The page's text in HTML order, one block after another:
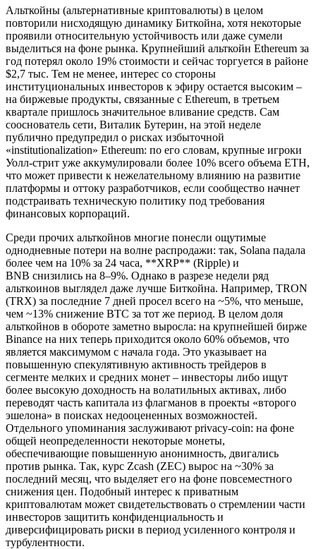
Альткойны (альтернативные криптовалюты) в целом
повторили нисходящую динамику Биткойна, хотя некоторые
проявили относительную устойчивость или даже сумели
выделиться на фоне рынка. Крупнейший альткойн Ethereum за
год потерял около 19% стоимости и сейчас торгуется в районе
$2,7 тыс. Тем не менее, интерес со стороны
институциональных инвесторов к эфиру остается высоким –
на биржевые продукты, связанные с Ethereum, в третьем
квартале пришлось значительное вливание средств. Сам
сооснователь сети, Виталик Бутерин, на этой неделе
публично предупредил о рисках избыточной
«institutionalization» Ethereum: по его словам, крупные игроки
Уолл-стрит уже аккумулировали более 10% всего объема ETH,
что может привести к нежелательному влиянию на развитие
платформы и оттоку разработчиков, если сообщество начнет
подстраивать техническую политику под требования
финансовых корпораций.
Среди прочих альткойнов многие понесли ощутимые
однодневные потери на волне распродажи: так, Solana падала
более чем на 10% за 24 часа, **XRP** (Ripple) и
BNB снизились на 8–9%. Однако в разрезе недели ряд
альткоинов выглядел даже лучше Биткойна. Например, TRON
(TRX) за последние 7 дней просел всего на ~5%, что меньше,
чем ~13% снижение BTC за тот же период. В целом доля
альткойнов в обороте заметно выросла: на крупнейшей бирже
Binance на них теперь приходится около 60% объемов, что
является максимумом с начала года. Это указывает на
повышенную спекулятивную активность трейдеров в
сегменте мелких и средних монет – инвесторы либо ищут
более высокую доходность на волатильных активах, либо
переводят часть капитала из флагманов в проекты «второго
эшелона» в поисках недооцененных возможностей.
Отдельного упоминания заслуживают privacy-coin: на фоне
общей неопределенности некоторые монеты,
обеспечивающие повышенную анонимность, двигались
против рынка. Так, курс Zcash (ZEC) вырос на ~30% за
последний месяц, что выделяет его на фоне повсеместного
снижения цен. Подобный интерес к приватным
криптовалютам может свидетельствовать о стремлении части
инвесторов защитить конфиденциальность и
диверсифицировать риски в период усиленного контроля и
турбулентности.